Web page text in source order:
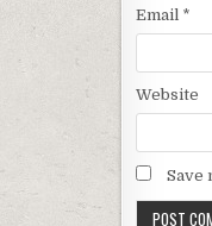
Email *
Website
Save